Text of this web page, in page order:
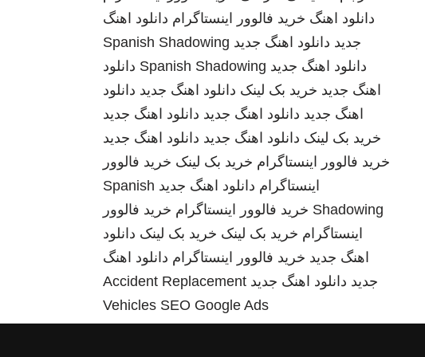
دانلود اهنگ خرید فالوور اینستاگرام دانلود اهنگ
جدید دانلود اهنگ جدید Spanish Shadowing
دانلود اهنگ جدید Spanish Shadowing دانلود
اهنگ جدید خرید بک لینک دانلود اهنگ جدید دانلود
اهنگ جدید دانلود اهنگ جدید دانلود اهنگ جدید
خرید بک لینک دانلود اهنگ جدید دانلود اهنگ جدید
خرید فالوور اینستاگرام خرید بک لینک خرید فالوور
اینستاگرام دانلود اهنگ جدید Spanish
Shadowing خرید فالوور اینستاگرام خرید فالوور
اینستاگرام خرید بک لینک خرید بک لینک دانلود
اهنگ جدید خرید فالوور اینستاگرام دانلود اهنگ
جدید دانلود اهنگ جدید Accident Replacement
Vehicles SEO Google Ads